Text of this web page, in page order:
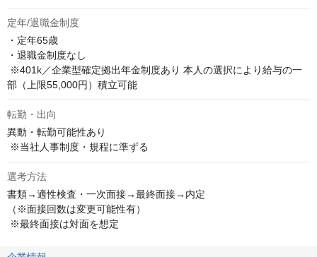
定年/退職金制度
・定年65歳
・退職金制度なし
部（上限55,000円）積立可能
転勤・出向
異動・転勤可能性あり
※当社人事制度・規程に準ずる
選考方法
書類→適性検査・一次面接→最終面接→内定
（※面接回数は変更可能性有）
※最終面接は対面を想定